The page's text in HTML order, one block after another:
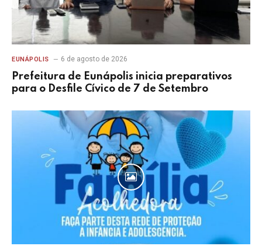
EUNÁPOLIS 6 de agosto de 2026
Prefeitura de Eunápolis inicia preparativos
para o Desfile Cívico de 7 de Setembro